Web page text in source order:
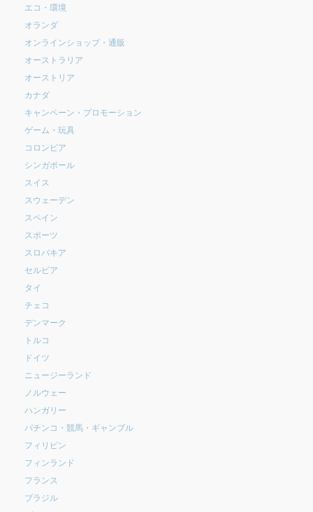
エコ・環境
オランダ
オンラインショップ・通販
オーストラリア
オーストリア
カナダ
キャンペーン・プロモーション
ゲーム・玩具
コロンビア
シンガポール
スイス
スウェーデン
スペイン
スポーツ
スロバキア
セルビア
タイ
チェコ
デンマーク
トルコ
ドイツ
ニュージーランド
ノルウェー
ハンガリー
パチンコ・競馬・ギャンブル
フィリピン
フィンランド
フランス
ブラジル